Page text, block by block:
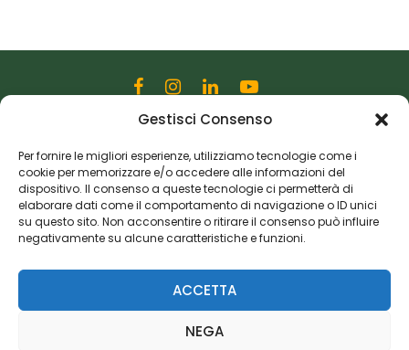
Gestisci Consenso
Per fornire le migliori esperienze, utilizziamo tecnologie come i
cookie per memorizzare e/o accedere alle informazioni del
dispositivo. Il consenso a queste tecnologie ci permetterà di
elaborare dati come il comportamento di navigazione o ID unici
su questo sito. Non acconsentire o ritirare il consenso può influire
negativamente su alcune caratteristiche e funzioni.
ACCETTA
NEGA
Via Martiri della Libertà, 28
20833 Giussano (MB)
P.I. 06982770965
Privacy Policy
Cookie Policy